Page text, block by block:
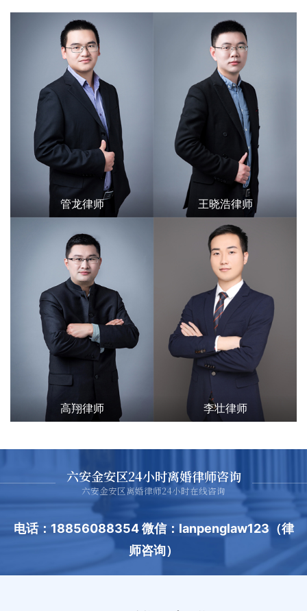
管龙律师 王晓浩律师
高翔律师 李壮律师
六安金安区24小时离婚律师咨询
六安金安区离婚律师24小时在线咨询
电话：18856088354 微信：lanpenglaw123（律
师咨询）